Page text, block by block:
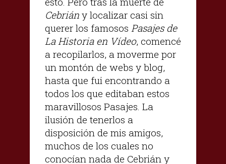
Cebrián y localizar casi sin
querer los famosos Pasajes de
La Historia en Vídeo, comencé
a recopilarlos, a moverme por
un montón de webs y blog,
hasta que fui encontrando a
todos los que editaban estos
maravillosos Pasajes. La
ilusión de tenerlos a
disposición de mis amigos,
muchos de los cuales no
conocían nada de Cebrián y